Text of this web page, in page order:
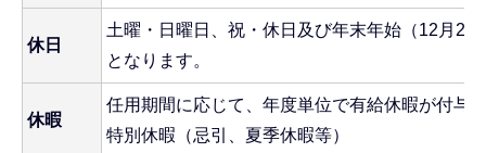
休日
土曜・日曜日、祝・休日及び年末年始（12月29
となります。
休暇
任用期間に応じて、年度単位で有給休暇が付与
特別休暇（忌引、夏季休暇等）